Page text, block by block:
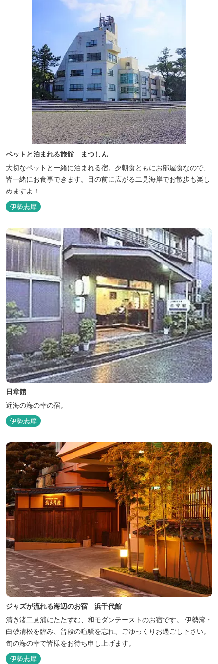
ペットと泊まれる旅館 まつしん
大切なペットと一緒に泊まれる宿。夕朝食ともにお部屋食なので、
皆一緒にお食事できます。目の前に広がる二見海岸でお散歩も楽し
めますよ！
伊勢志摩
日章館
近海の海の幸の宿。
伊勢志摩
ジャズが流れる海辺のお宿 浜千代館
清き渚二見浦にたたずむ、和モダンテーストのお宿です。 伊勢湾・
白砂清松を臨み、普段の喧騒を忘れ、ごゆっくりお過ごし下さい。
旬の海の幸で皆様をお待ち申し上げます。
伊勢志摩